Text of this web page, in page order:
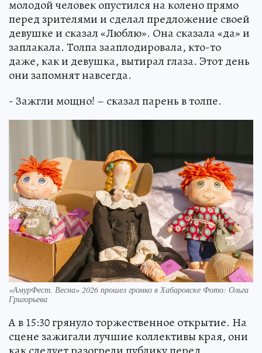
молодой человек опустился на колено прямо
перед зрителями и сделал предложение своей
девушке и сказал «Люблю». Она сказала «да» и
заплакала. Толпа зааплодировала, кто-то
даже, как и девушка, вытирал глаза. Этот день
они запомнят навсегда.
- Зажгли мощно! – сказал парень в толпе.
«АмурФест. Весна» 2026 прошел громко в Хабаровске Фото: Ольга
Григорьева
А в 15:30 грянуло торжественное открытие. На
сцене зажигали лучшие коллективы края, они